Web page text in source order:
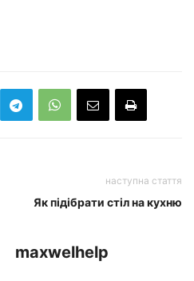
наступна стаття
Як підібрати стіл на кухню
maxwelhelp